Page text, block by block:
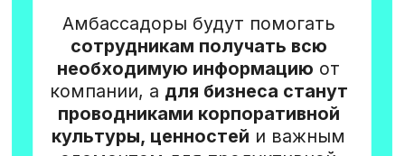
[ ДРАЙВЕРСКИЙ КВИЗ:
ТИМБИЛДИНГ ДЛЯ
АМБАССАДОРОВ «АВИТО» ]